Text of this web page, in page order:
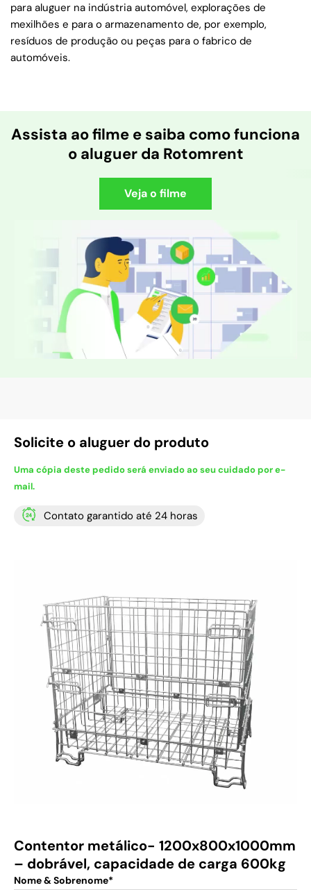
para aluguer na indústria automóvel, explorações de
mexilhões e para o armazenamento de, por exemplo,
resíduos de produção ou peças para o fabrico de
automóveis.
Assista ao filme e saiba como funciona
o aluguer da Rotomrent
Veja o filme
Solicite o aluguer do produto
Uma cópia deste pedido será enviado ao seu cuidado por e-
mail.
Contato garantido até 24 horas
Contentor metálico- 1200x800x1000mm
– dobrável, capacidade de carga 600kg
Nome & Sobrenome*